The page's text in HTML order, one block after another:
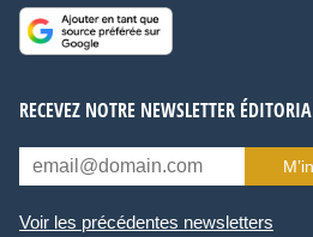
RECEVEZ NOTRE NEWSLETTER
Voir les précédentes newsletters